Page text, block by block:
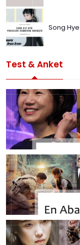
Song
Test & Anket